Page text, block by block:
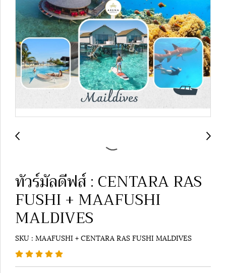
ทัวร์มัลดีฟส์ : CENTARA RAS
FUSHI + MAAFUSHI
MALDIVES
SKU : MAAFUSHI + CENTARA RAS FUSHI MALDIVES